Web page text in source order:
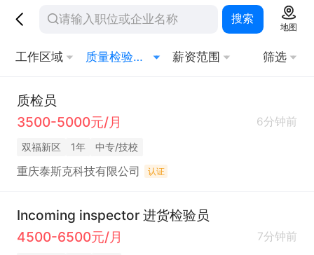
搜索
地图
工作区域 质量检验员/测试员 薪资范围 筛选
质检员
3500-5000元/月
6分钟前
双福新区 1年 中专/技校
重庆泰斯克科技有限公司 认证
Incoming inspector 进货检验员
4500-6500元/月
7分钟前